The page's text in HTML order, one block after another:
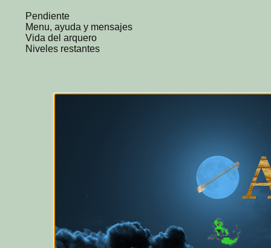
Pendiente
Menu, ayuda y mensajes
Vida del arquero
Niveles restantes